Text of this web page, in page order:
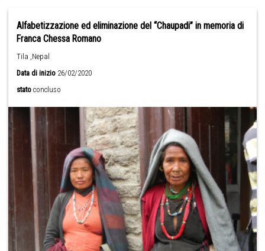
Alfabetizzazione ed eliminazione del “Chaupadi” in memoria di
Franca Chessa Romano
Tila ,Nepal
Data di inizio 26/02/2020
stato concluso